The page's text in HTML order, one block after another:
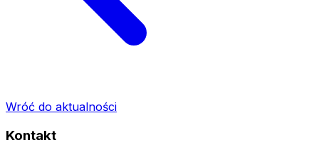
Wróć do aktualności
Kontakt